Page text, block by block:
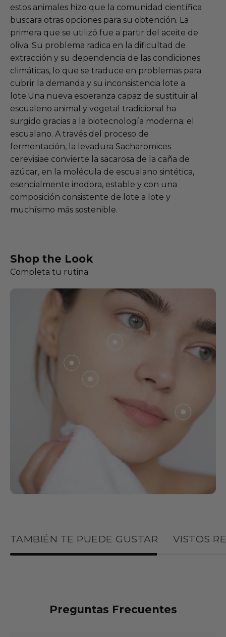
estos animales hizo que la comunidad científica
buscara otras opciones para su obtención. La
primera que se utilizó fue a partir del aceite de
oliva. Su problema radica en la dificultad de
extracción y su dependencia de las condiciones
climáticas, lo que se traduce en problemas para
cubrir la demanda y su inconsistencia lote a
lote.Una nueva esperanza capaz de sustituir al
escualeno animal y vegetal tradicional ha
surgido gracias a la biotecnología moderna: el
escualano. A través del proceso de
fermentación, la levadura Sacharomices
cerevisiae convierte la sacarosa de la caña de
azúcar, en la molécula de escualano sintética,
esencialmente inodora, estable y con una
composición consistente de lote a lote y
muchísimo más sostenible.
MOSTRAR PRODUCTOS
Shop the Look
Completa tu rutina
TAMBIÉN TE PUEDE GUSTAR VISTOS
Preguntas Frecuentes